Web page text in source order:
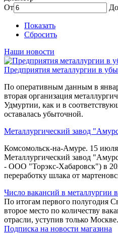
От
До
Показать
Сбросить
Наши новости
Предприятия металлургии в
По оперативным данным в
вторая организация
Удмуртии, как и в
оставалась убыточной.
Металлургический завод
Комсомольск-на-Амуре. 15
Металлургический завод
- ООО "Торэкс-Хабаровск") в
переработку шлака от
Число вакансий в металлургии
По итогам первого полугодия
второе место по количеству
отрасли, уступив только Москве.
Подписка на новости магазина